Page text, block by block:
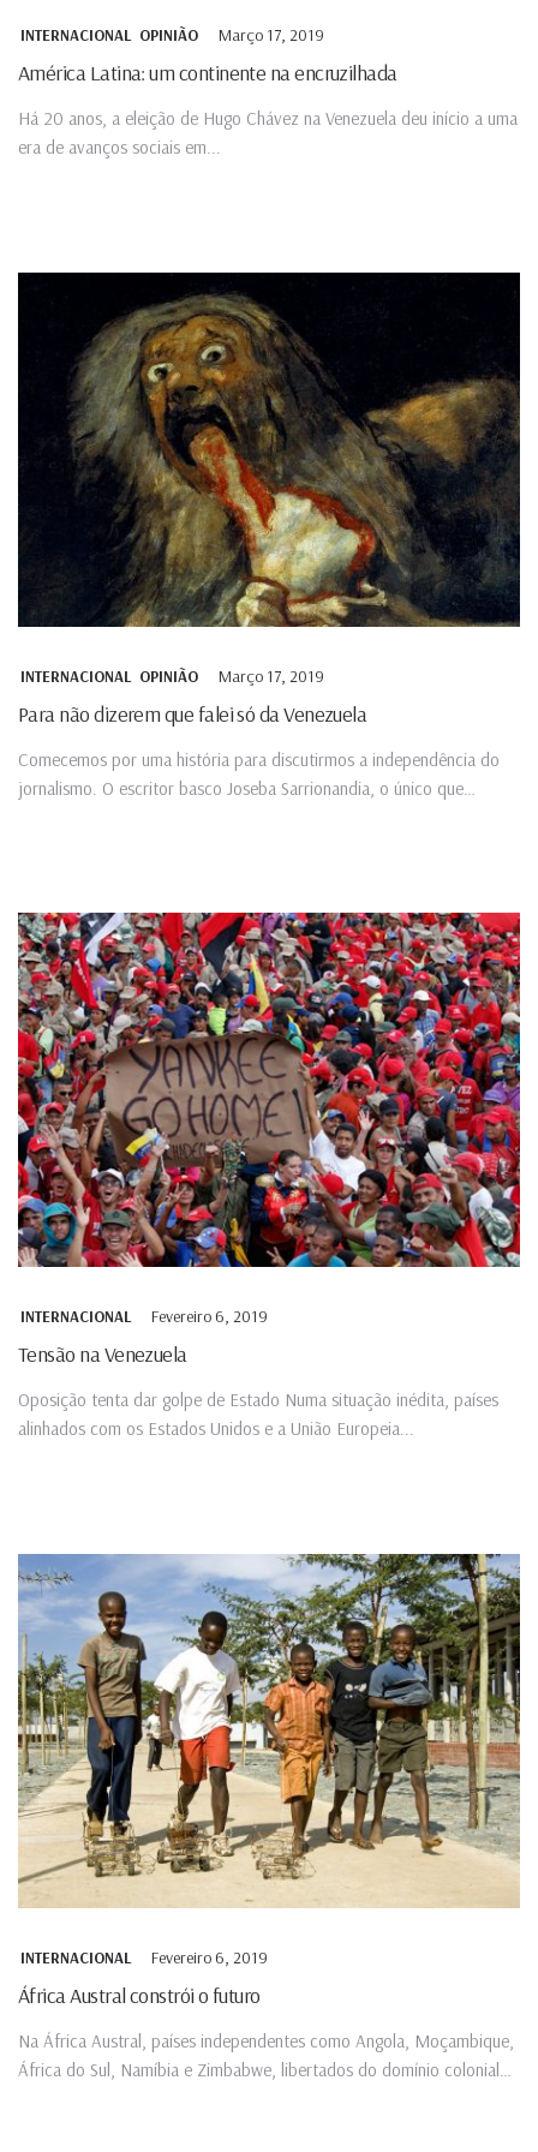
INTERNACIONAL OPINIÃO Março 17, 2019
América Latina: um continente na encruzilhada
Há 20 anos, a eleição de Hugo Chávez na Venezuela deu início a uma
era de avanços sociais em...
INTERNACIONAL OPINIÃO Março 17, 2019
Para não dizerem que falei só da Venezuela
Comecemos por uma história para discutirmos a independência do
jornalismo. O escritor basco Joseba Sarrionandia, o único que
INTERNACIONAL Fevereiro 6, 2019
Tensão na Venezuela
Oposição tenta dar golpe de Estado Numa situação inédita, países
alinhados com os Estados Unidos e a União Europeia...
INTERNACIONAL Fevereiro 6, 2019
África Austral constrói o futuro
Na África Austral, países independentes como Angola, Moçambique,
África do Sul, Namíbia e Zimbabwe, libertados do domínio colonial